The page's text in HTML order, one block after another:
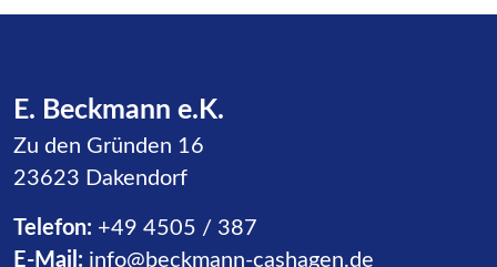
E. Beckmann e.K.
Zu den Gründen 16
23623 Dakendorf
Telefon: +49 4505 / 387
E-Mail: info@beckmann-cashagen.de